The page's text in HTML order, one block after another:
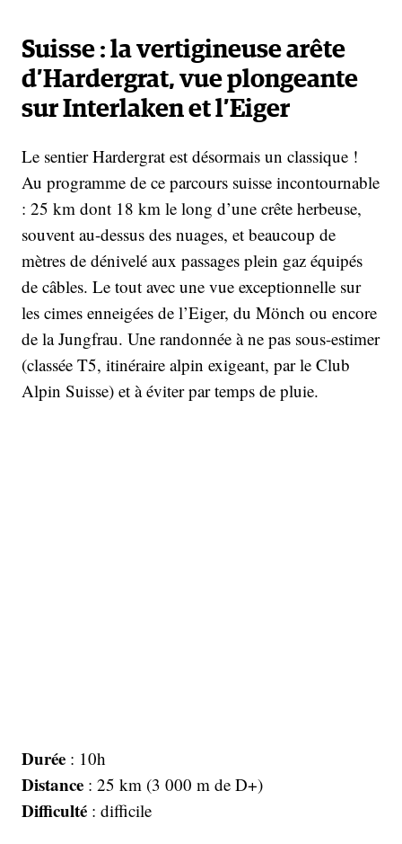
Suisse : la vertigineuse arête
d’Hardergrat, vue plongeante
sur Interlaken et l’Eiger
Le sentier Hardergrat est désormais un classique !
Au programme de ce parcours suisse incontournable
: 25 km dont 18 km le long d’une crête herbeuse,
souvent au-dessus des nuages, et beaucoup de
mètres de dénivelé aux passages plein gaz équipés
de câbles. Le tout avec une vue exceptionnelle sur
les cimes enneigées de l’Eiger, du Mönch ou encore
de la Jungfrau. Une randonnée à ne pas sous-estimer
(classée T5, itinéraire alpin exigeant, par le Club
Alpin Suisse) et à éviter par temps de pluie.
Durée : 10h
Distance : 25 km (3 000 m de D+)
Difficulté : difficile